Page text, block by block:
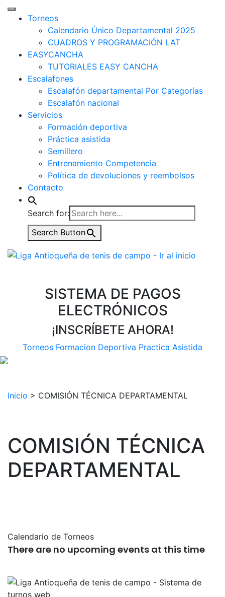
Torneos
Calendario Único Departamental 2025
CUADROS Y PROGRAMACIÓN LAT
EASYCANCHA
TUTORIALES EASY CANCHA
Escalafones
Escalafón departamental Por Categorías
Escalafón nacional
Servicios
Formación deportiva
Práctica asistida
Semillero
Entrenamiento Competencia
Política de devoluciones y reembolsos
Contacto
Search for:
Search Button
SISTEMA DE PAGOS
ELECTRÓNICOS
¡INSCRÍBETE AHORA!
Torneos Formacion Deportiva Practica Asistida
Inicio > COMISIÓN TÉCNICA DEPARTAMENTAL
COMISIÓN TÉCNICA
DEPARTAMENTAL
Calendario de Torneos
There are no upcoming events at this time